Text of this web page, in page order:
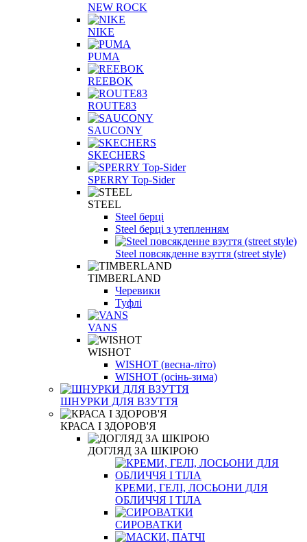
NEW ROCK
NIKE
PUMA
REEBOK
ROUTE83
SAUCONY
SKECHERS
SPERRY Top-Sider
STEEL
Steel берці
Steel берці з утепленням
Steel повсякденне взуття (street style)
TIMBERLAND
Черевики
Туфлі
VANS
WISHOT
WISHOT (весна-літо)
WISHOT (осінь-зима)
ШНУРКИ ДЛЯ ВЗУТТЯ
КРАСА І ЗДОРОВ'Я
ДОГЛЯД ЗА ШКІРОЮ
КРЕМИ, ГЕЛІ, ЛОСЬОНИ ДЛЯ
ОБЛИЧЧЯ І ТІЛА
СИРОВАТКИ